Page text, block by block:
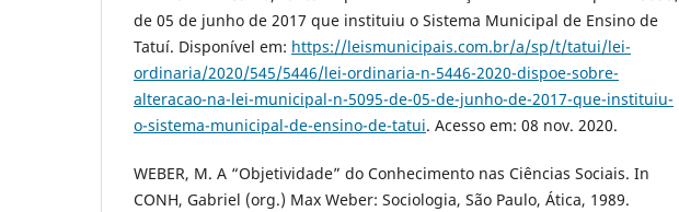
de 05 de junho de 2017 que instituiu o Sistema Municipal de Ensino de
Tatuí. Disponível em: https://leismunicipais.com.br/a/sp/t/tatui/lei-
ordinaria/2020/545/5446/lei-ordinaria-n-5446-2020-dispoe-sobre-
alteracao-na-lei-municipal-n-5095-de-05-de-junho-de-2017-que-instituiu-
o-sistema-municipal-de-ensino-de-tatui. Acesso em: 08 nov. 2020.
WEBER, M. A “Objetividade” do Conhecimento nas Ciências Sociais. In
CONH, Gabriel (org.) Max Weber: Sociologia, São Paulo, Ática, 1989.